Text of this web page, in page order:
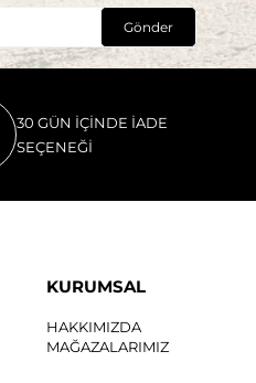
Gönder
30 GÜN İÇİNDE İADE
SEÇENEĞİ
KURUMSAL
HAKKIMIZDA
MAĞAZALARIMIZ